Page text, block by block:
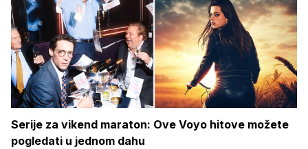
Serije za vikend maraton: Ove Voyo hitove možete
pogledati u jednom dahu